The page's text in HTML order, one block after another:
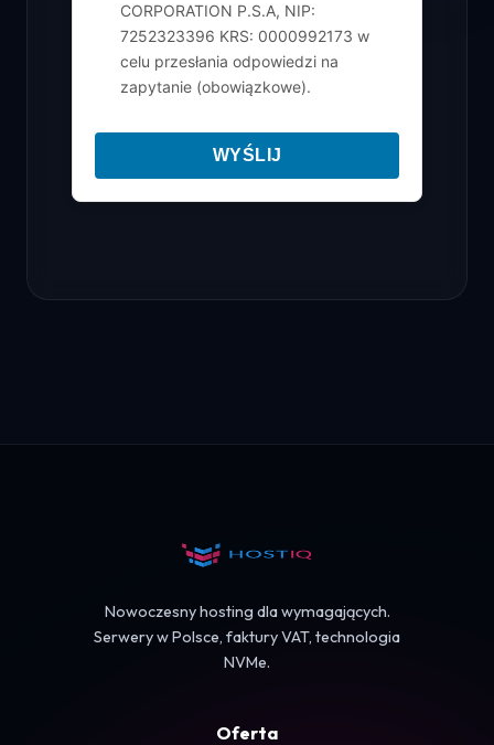
CORPORATION P.S.A, NIP:
7252323396 KRS: 0000992173 w
celu przesłania odpowiedzi na
zapytanie (obowiązkowe).
WYŚLIJ
Nowoczesny hosting dla wymagających.
Serwery w Polsce, faktury VAT, technologia
NVMe.
Oferta